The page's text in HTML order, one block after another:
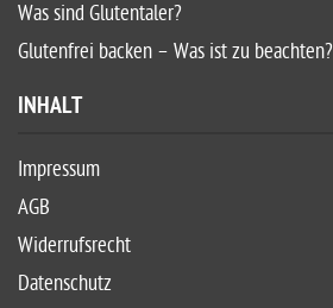
Was sind Glutentaler?
Glutenfrei backen – Was ist zu beachten?
INHALT
Impressum
AGB
Widerrufsrecht
Datenschutz